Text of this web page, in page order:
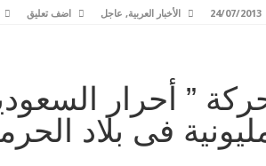
24/07/2013 الأخبار العربية, عاجل اضف تعليق
” أحرار
فى بلاد